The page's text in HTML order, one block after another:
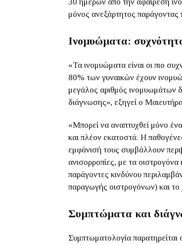
μόνος ανεξάρτητος παράγοντας
Ινομυώματα:
«Τα ινομυώματα είναι οι πιο
80% των γυναικών έχουν
μεγάλος αριθμός ινομυωμάτων
διάγνωσης», εξηγεί ο
«Μπορεί να αναπτυχθεί μόνο
και πλέον εκατοστά. Η
εμφάνισή τους συμβάλλουν
ανισορροπίες, με τα
παράγοντες κινδύνου
παραγωγής οιστρογόνων) και το
Συμπτώματα και
Συμπτωματολογία